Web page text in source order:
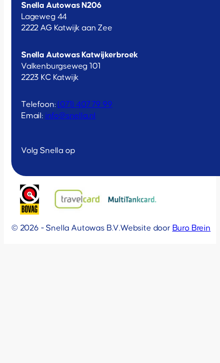
Snella Autowas N206
Lageweg 44
2222 AG Katwijk aan Zee
Snella Autowas Katwijkerbroek
Valkenburgseweg 101
2223 KC Katwijk
Telefoon:(071) 407 79 99
Email: info@snella.nl
Volg Snella op
© 2026 - Snella Autowas B.V.Website door Buro Brein